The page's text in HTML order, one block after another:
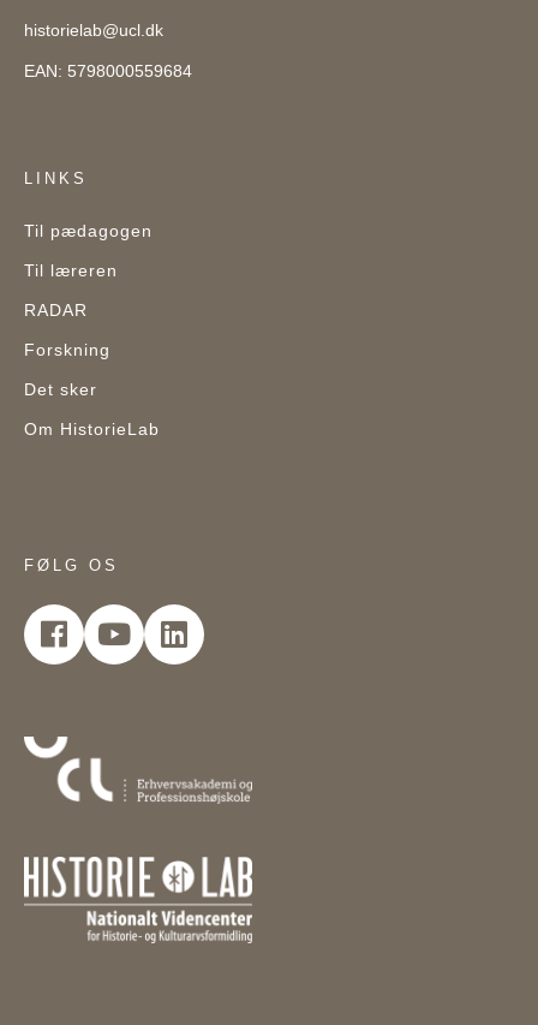
historielab@ucl.dk
EAN: 5798000559684
LINKS
Til pædagogen
Til læreren
RADAR
Forskning
Det sker
Om HistorieLab
FØLG OS